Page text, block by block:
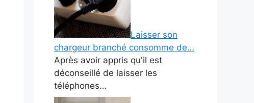
Laisser son
chargeur branché consomme de…
Après avoir appris qu'il est
déconseillé de laisser les
téléphones…